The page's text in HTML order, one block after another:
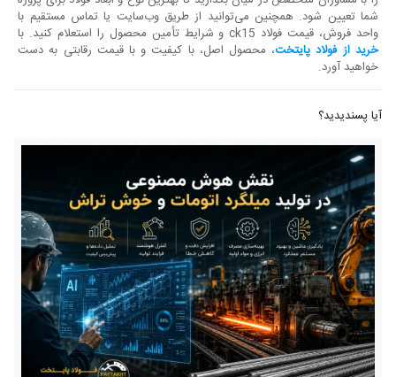
شما تعیین شود. همچنین می‌توانید از طریق وب‌سایت یا تماس مستقیم با
واحد فروش، قیمت فولاد ck15 و شرایط تأمین محصول را استعلام کنید. با
خرید از فولاد پایتخت، محصول اصل، با کیفیت و با قیمت رقابتی به دست
خواهید آورد.
آیا پسندیدید؟